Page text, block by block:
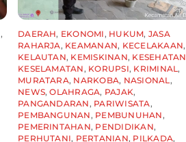
,
DAERAH, EKONOMI , HUKUM, JASA
RAHARJA, KEAMANAN, KECELAKAAN,
KELAUTAN, KEMISKINAN, KESEHATAN
KESELAMATAN , KORUPSI, KRIMINAL ,
MURATARA, NARKOBA, NASIONAL ,
NEWS,OLAHRAGA, PAJAK,
PANGANDARAN , PARIWISATA,
PEMBANGUNAN , PEMBUNUHAN ,
PEMERINTAHAN, PENDIDIKAN,
PERHUTANI, PERTANIAN, PILKADA,